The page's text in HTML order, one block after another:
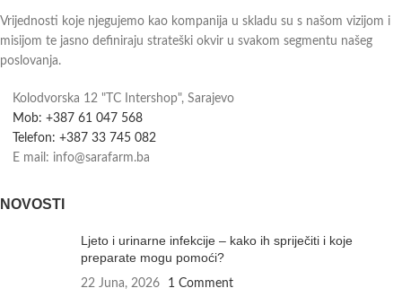
Vrijednosti koje njegujemo kao kompanija u skladu su s našom vizijom i
misijom te jasno definiraju strateški okvir u svakom segmentu našeg
poslovanja.
Kolodvorska 12 "TC Intershop", Sarajevo
Mob: +387 61 047 568
Telefon: +387 33 745 082
E mail: info@sarafarm.ba
NOVOSTI
Ljeto i urinarne infekcije – kako ih spriječiti i koje
preparate mogu pomoći?
22 Juna, 2026 1 Comment